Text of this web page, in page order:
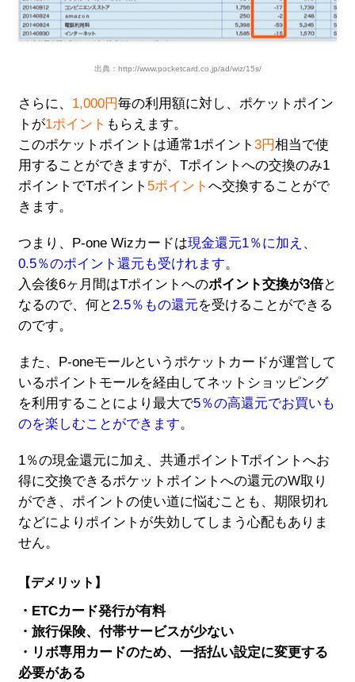
出典：http://www.pocketcard.co.jp/ad/wiz/15s/
さらに、 1,000円毎の利用額に対し、ポケットポイン
トが1ポイント もらえます。
このポケットポイントは通常1ポイント 3円相当で使
用することができますが、Tポイントへの交換のみ1
ポイントでTポイント 5ポイント へ交換することがで
きます。
つまり、P-one Wizカードは現金還元1％に加え、
0.5％のポイント還元も受けれます。
入会後6ヶ月間はTポイントへのポイント交換が3倍と
なるので、何と2.5％もの還元を受けることができる
のです。
また、P-oneモールというポケットカードが運営して
いるポイントモールを経由してネットショッピング
を利用することにより最大で5％の高還元でお買いも
のを楽しむことができます。
1％の現金還元に加え、共通ポイントTポイントへお
得に交換できるポケットポイントへの還元のW取り
ができ、ポイントの使い道に悩むことも、期限切れ
などによりポイントが失効してしまう心配もありま
せん。
【デメリット】
・ETCカード発行が有料
・旅行保険、付帯サービスが少ない
・リボ専用カードのため、一括払い設定に変更する
必要がある